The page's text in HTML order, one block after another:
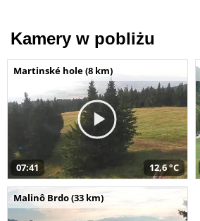
Kamery w pobliżu
Martinské hole (8 km)
07:41 12,6 °C
Malinô Brdo (33 km)